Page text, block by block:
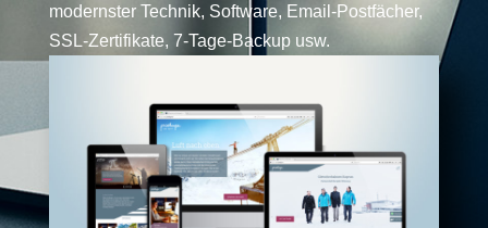
modernster Technik, Software, Email-Postfächer,
SSL-Zertifikate, 7-Tage-Backup usw.